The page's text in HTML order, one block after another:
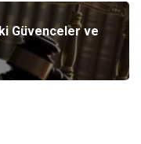
Güvenceler ve